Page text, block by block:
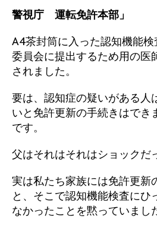
警視庁 運転免許本部」
A4茶封筒に入った認知機能
委員会に提出するため用の医
されました。
要は、認知症の疑いがある人
いと免許更新の手続きはでき
です。
父はそれはそれはショックだ
実は私たち家族には免許更新
と、そこで認知機能検査にひ
なかったことを黙っていまし